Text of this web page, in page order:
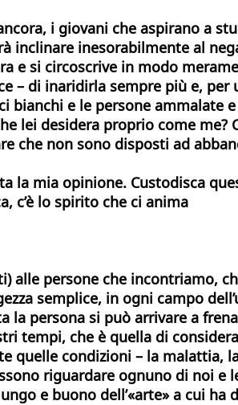
i giovani che aspirano a
inclinare inesorabilmente al
e si circoscrive in modo
– di inaridirla sempre più e,
bianchi e le persone ammalate
lei desidera proprio come
che non sono disposti ad
la mia opinione. Custodisca
c’è lo spirito che ci anima
alle persone che incontriamo,
semplice, in ogni campo
persona si può arrivare a
tempi, che è quella di
condizioni – la malattia,
riguardare ognuno di noi
e buono dell’«arte» a cui